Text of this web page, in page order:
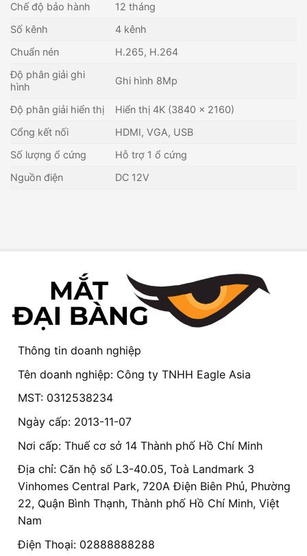
Chế độ bảo hành
12 tháng
Số kênh
4 kênh
Chuẩn nén
H.265, H.264
Độ phân giải ghi
hình
Ghi hình 8Mp
Độ phân giải hiển thị
Hiển thị 4K (3840 × 2160)
Cổng kết nối
HDMI, VGA, USB
Số lượng ổ cứng
Hỗ trợ 1 ổ cứng
Nguồn điện
DC 12V
Thông tin doanh nghiệp
Tên doanh nghiệp: Công ty TNHH Eagle Asia
MST: 0312538234
Ngày cấp: 2013-11-07
Nơi cấp: Thuế cơ sở 14 Thành phố Hồ Chí Minh
Địa chỉ: Căn hộ số L3-40.05, Toà Landmark 3
Vinhomes Central Park, 720A Điện Biên Phủ, Phường
22, Quận Bình Thạnh, Thành phố Hồ Chí Minh, Việt
Nam
Điện Thoại: 02888888288